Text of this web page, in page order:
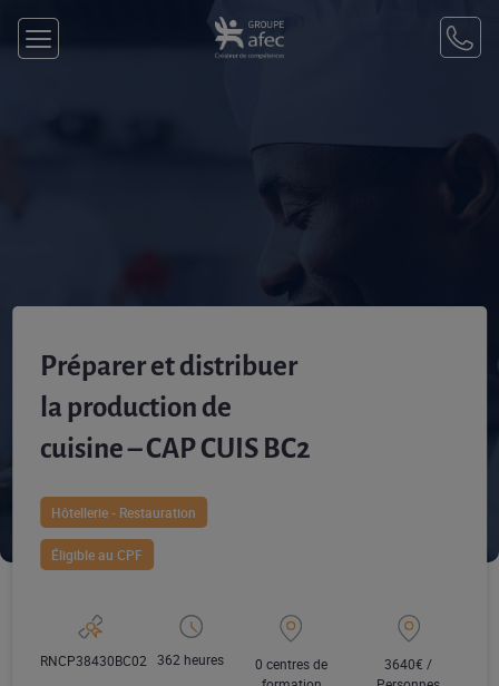
Préparer et distribuer
la production de
cuisine – CAP CUIS BC2
Hôtellerie - Restauration
Éligible au CPF
RNCP38430BC02 362 heures
0 centres de
3640€ /